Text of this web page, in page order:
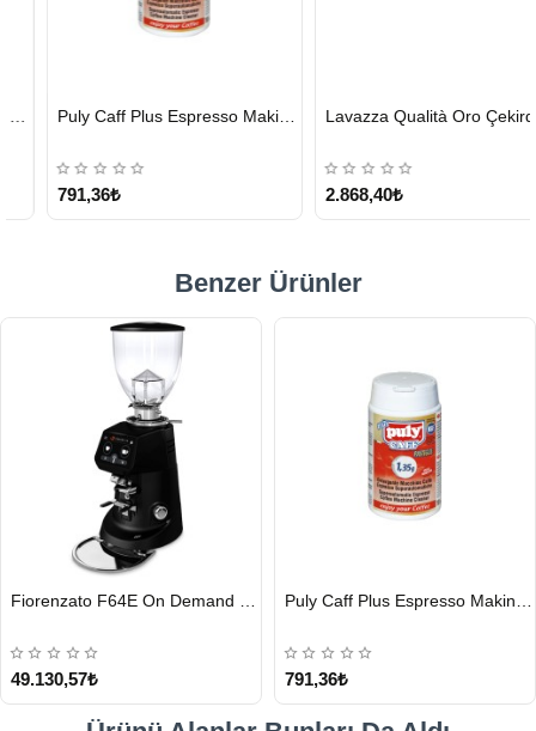
GÖNDERİ
Puly Caff Plus Espresso Makinesi Temizleyici Tablet 100 x 1.35 G
791,36₺
GÖNDERİ
Lavazza Qualità Oro Çekirdek Kahve 1 KG x 2
2.868,40₺
Benzer Ürünler
GÖNDERİ
49.130,57₺
GÖNDERİ
791,36₺